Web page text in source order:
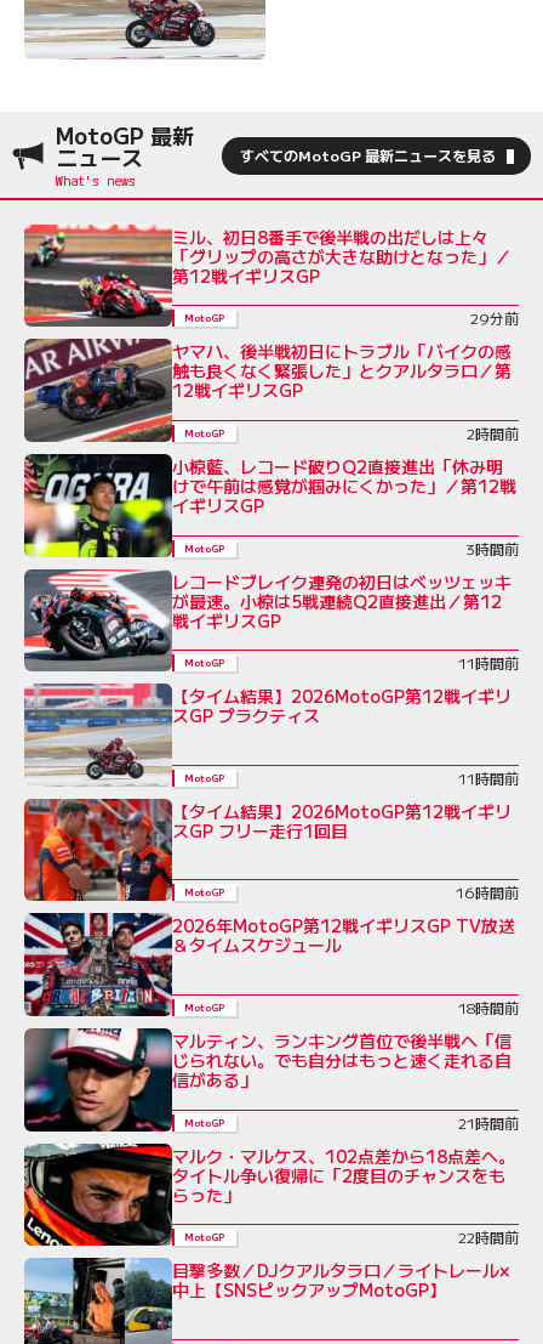
MotoGP 最新
ニュース すべてのMotoGP 最新ニュースを見る
ミル、初日8番手で後半戦の出だしは上々
「グリップの高さが大きな助けとなった」／
第12戦イギリスGP
MotoGP 29分前
ヤマハ、後半戦初日にトラブル「バイクの感
触も良くなく緊張した」とクアルタラロ／第
12戦イギリスGP
MotoGP 2時間前
小椋藍、レコード破りQ2直接進出「休み明
けで午前は感覚が掴みにくかった」／第12戦
イギリスGP
MotoGP 3時間前
レコードブレイク連発の初日はベッツェッキ
が最速。小椋は5戦連続Q2直接進出／第12
戦イギリスGP
MotoGP 11時間前
【タイム結果】2026MotoGP第12戦イギリ
スGP プラクティス
MotoGP 11時間前
【タイム結果】2026MotoGP第12戦イギリ
スGP フリー走行1回目
MotoGP 16時間前
2026年MotoGP第12戦イギリスGP TV放送
＆タイムスケジュール
MotoGP 18時間前
マルティン、ランキング首位で後半戦へ「信
じられない。でも自分はもっと速く走れる自
信がある」
MotoGP 21時間前
マルク・マルケス、102点差から18点差へ。
タイトル争い復帰に「2度目のチャンスをも
らった」
MotoGP 22時間前
目撃多数／DJクアルタラロ／ライトレール×
中上【SNSピックアップMotoGP】